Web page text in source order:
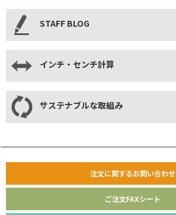
STAFF BLOG
インチ・センチ計算
サステナブルな取組み
注文に関するお問い合わせ
ご注文FAXシート